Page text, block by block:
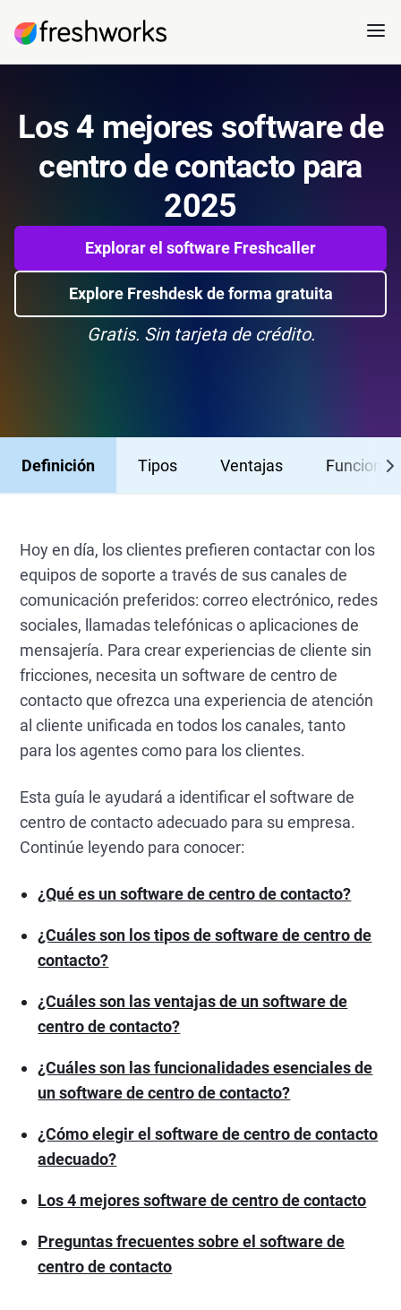
Los 4 mejores software de
centro de contacto para
2025
Explorar el software Freshcaller
Explore Freshdesk de forma gratuita
Gratis. Sin tarjeta de crédito.
Definición Tipos Ventajas
Hoy en día, los clientes prefieren contactar con los
equipos de soporte a través de sus canales de
comunicación preferidos: correo electrónico, redes
sociales, llamadas telefónicas o aplicaciones de
mensajería. Para crear experiencias de cliente sin
fricciones, necesita un software de centro de
contacto que ofrezca una experiencia de atención
al cliente unificada en todos los canales, tanto
para los agentes como para los clientes.
Esta guía le ayudará a identificar el software de
centro de contacto adecuado para su empresa.
Continúe leyendo para conocer:
¿Qué es un software de centro de contacto?
¿Cuáles son los tipos de software de centro de
contacto?
¿Cuáles son las ventajas de un software de
centro de contacto?
¿Cuáles son las funcionalidades esenciales de
un software de centro de contacto?
¿Cómo elegir el software de centro de contacto
adecuado?
Los 4 mejores software de centro de contacto
Preguntas frecuentes sobre el software de
centro de contacto